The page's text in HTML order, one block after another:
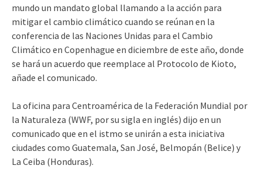
mundo un mandato global llamando a la acción para
mitigar el cambio climático cuando se reúnan en la
conferencia de las Naciones Unidas para el Cambio
Climático en Copenhague en diciembre de este año, donde
se hará un acuerdo que reemplace al Protocolo de Kioto,
añade el comunicado.
La oficina para Centroamérica de la Federación Mundial por
la Naturaleza (WWF, por su sigla en inglés) dijo en un
comunicado que en el istmo se unirán a esta iniciativa
ciudades como Guatemala, San José, Belmopán (Belice) y
La Ceiba (Honduras).